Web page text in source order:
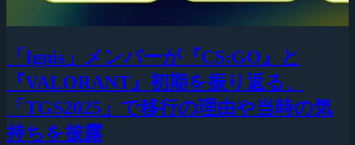
「Ignis」メンバーが『CS:GO』と
『VALORANT』初期を振り返る、
「TGS2025」で移行の理由や当時の気
持ちを披露